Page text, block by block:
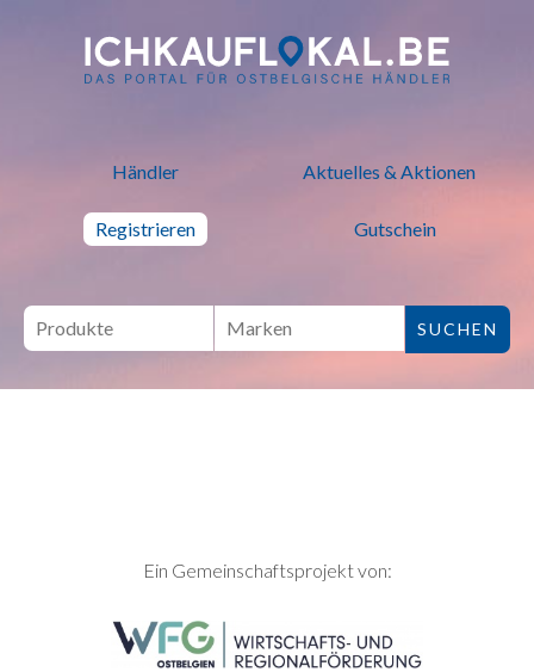
ich kauf lokal - Bei lokalen
Händler Aktuelles & Aktionen
Registrieren Gutschein
SEITENFUSSEin Gemeinschaftsprojekt von: